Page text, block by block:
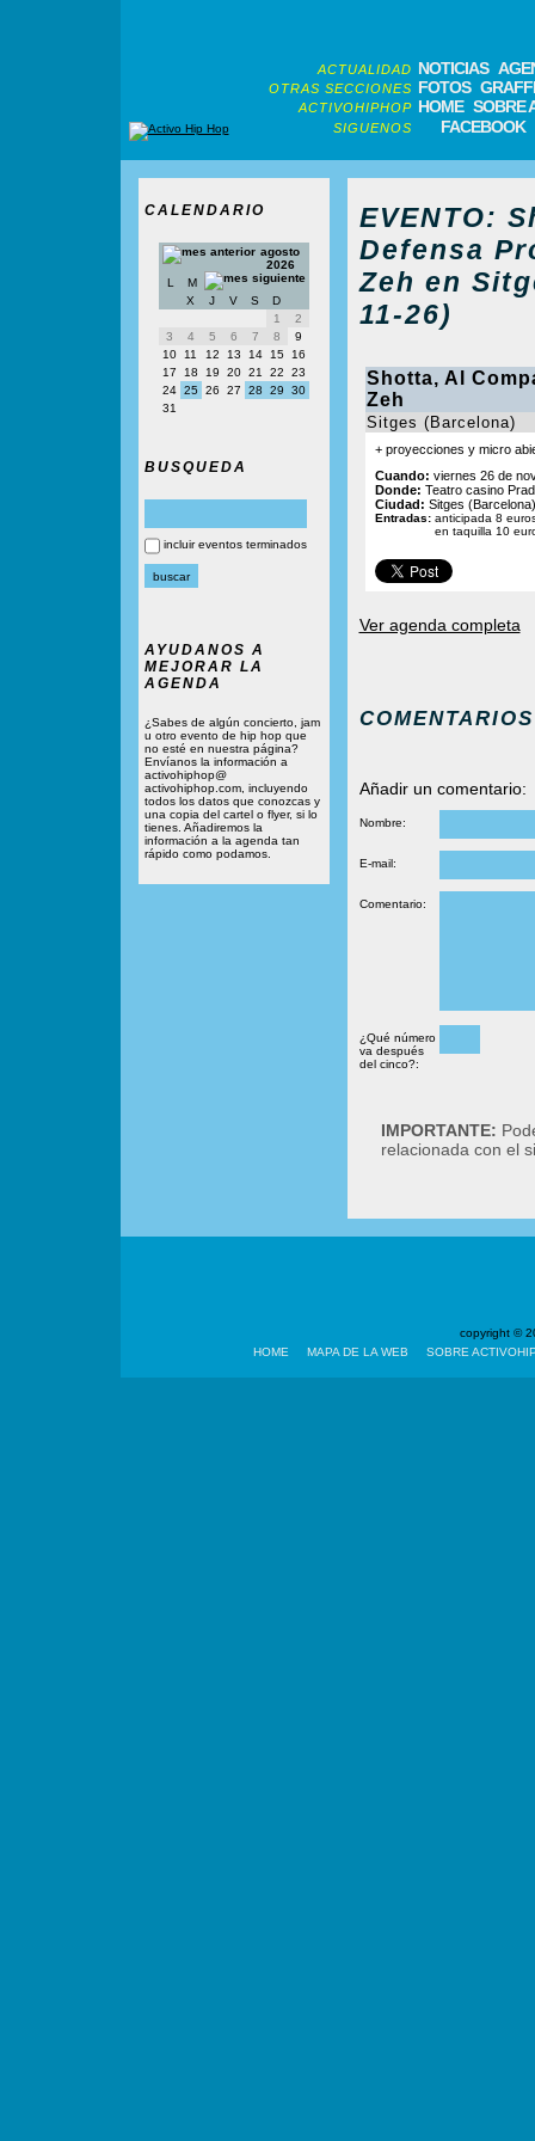
ACTUALIDAD NOTICIAS
OTRAS SECCIONES FOTOS
ACTIVOHIPHOP HOME SOBRE
SIGUENOS FACEBOOK
CALENDARIO
agosto
2026
L
M
X
J V S
D
1
2
3
4 5 6 7 8
9
10
11 12 13 14 15
16
17
18 19 20 21 22
23
24 25 26 27 28 29
30
31
BUSQUEDA
incluir eventos terminados
AYUDANOS A
MEJORAR LA
AGENDA
¿Sabes de algún concierto, jam
u otro evento de hip hop que
no esté en nuestra página?
Envíanos la información a
activohiphop@
activohiphop.com, incluyendo
todos los datos que conozcas y
una copia del cartel o flyer, si lo
tienes. Añadiremos la
información a la agenda tan
rápido como podamos.
EVENTO:
Defensa
Zeh en
11-26)
Shotta, Al
Zeh
Sitges (Barcelona)
+ proyecciones y micro
Cuando: viernes 26 de
Donde: Teatro casino
Ciudad: Sitges (Barcelona)
Entradas: anticipada 8
en taquilla 10
Ver agenda completa
COMENTARIOS
Añadir un comentario:
Nombre:
E-mail:
Comentario:
¿Qué número
va después
del cinco?:
IMPORTANTE:
relacionada con el
copyright ©
HOME
MAPA DE LA WEB SOBRE